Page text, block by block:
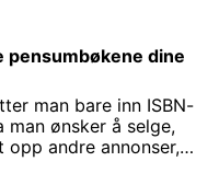
ditt som trenger en
dager.
pensumbøkene dine
man bare inn ISBN-
man ønsker å selge,
opp andre annonser,